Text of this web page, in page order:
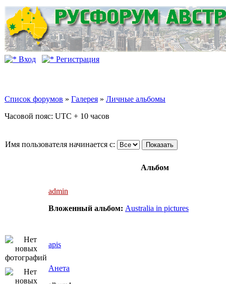
Вход Регистрация
Список форумов » Галерея » Личные альбомы
Часовой пояс: UTC + 10 часов
Имя пользователя начинается с:
Альбом
admin
Вложенный альбом: Australia in pictures
apis
Анета